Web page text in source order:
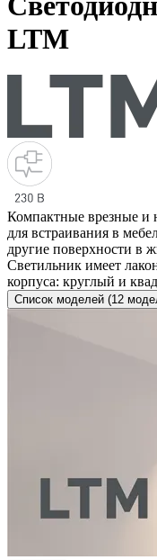
LTM
Компактные врезные и
для встраивания в
другие поверхности в
Светильник имеет
корпуса: круглый и
Список моделей (12